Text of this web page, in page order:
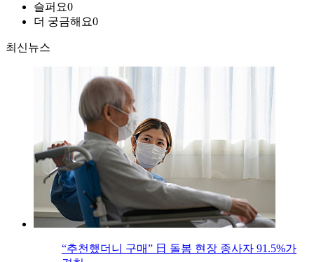
슬퍼요0
더 궁금해요0
최신뉴스
“추천했더니 구매” 日 돌봄 현장 종사자 91.5%가